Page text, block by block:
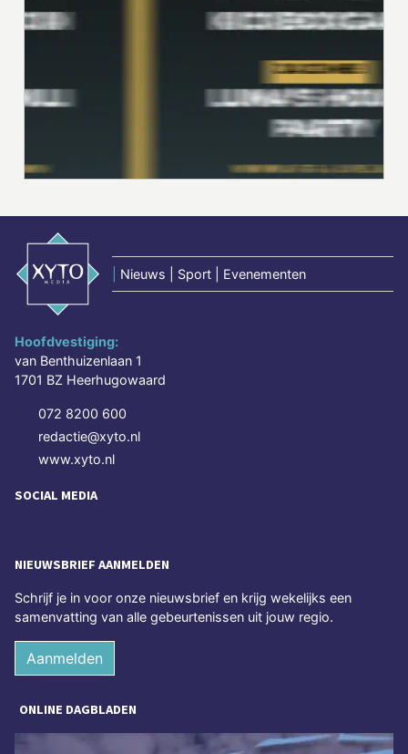
Nieuws | Sport | Evenementen
Hoofdvestiging:
van Benthuizenlaan 1
1701 BZ Heerhugowaard
072 8200 600
redactie@xyto.nl
www.xyto.nl
SOCIAL MEDIA
NIEUWSBRIEF AANMELDEN
Schrijf je in voor onze nieuwsbrief en krijg wekelijks een
samenvatting van alle gebeurtenissen uit jouw regio.
Aanmelden
ONLINE DAGBLADEN